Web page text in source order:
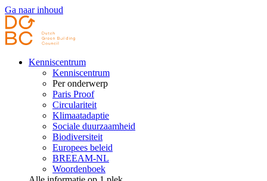
Ga naar inhoud
Kenniscentrum
Kenniscentrum
Per onderwerp
Paris Proof
Circulariteit
Klimaatadaptie
Sociale duurzaamheid
Biodiversiteit
Europees beleid
BREEAM-NL
Woordenboek